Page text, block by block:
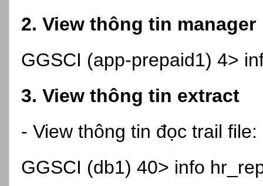
2. View thông tin manager
GGSCI (app-prepaid1) 4>
3. View thông tin extract
- View thông tin đọc trail file:
GGSCI (db1) 40> info